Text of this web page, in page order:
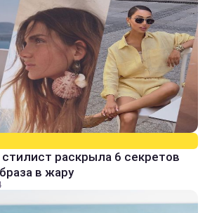
раскрыла 6 секретов
в жару